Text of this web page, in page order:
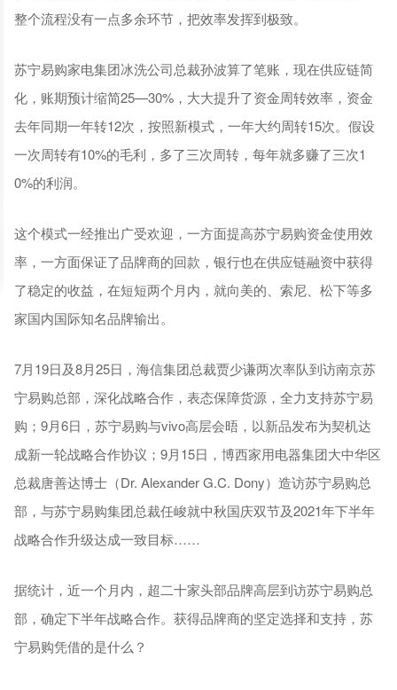
整个流程没有一点多余环节，把效率发挥到极致。
苏宁易购家电集团冰洗公司总裁孙波算了笔账，现在供应链简
化，账期预计缩简25—30%，大大提升了资金周转效率，资金
去年同期一年转12次，按照新模式，一年大约周转15次。假设
一次周转有10%的毛利，多了三次周转，每年就多赚了三次1
0%的利润。
这个模式一经推出广受欢迎，一方面提高苏宁易购资金使用效
率，一方面保证了品牌商的回款，银行也在供应链融资中获得
了稳定的收益，在短短两个月内，就向美的、索尼、松下等多
家国内国际知名品牌输出。
7月19日及8月25日，海信集团总裁贾少谦两次率队到访南京苏
宁易购总部，深化战略合作，表态保障货源，全力支持苏宁易
购；9月6日，苏宁易购与vivo高层会晤，以新品发布为契机达
成新一轮战略合作协议；9月15日，博西家用电器集团大中华区
总裁唐善达博士（Dr. Alexander G.C. Dony）造访苏宁易购总
部，与苏宁易购集团总裁任峻就中秋国庆双节及2021年下半年
战略合作升级达成一致目标……
据统计，近一个月内，超二十家头部品牌高层到访苏宁易购总
部，确定下半年战略合作。获得品牌商的坚定选择和支持，苏
宁易购凭借的是什么？